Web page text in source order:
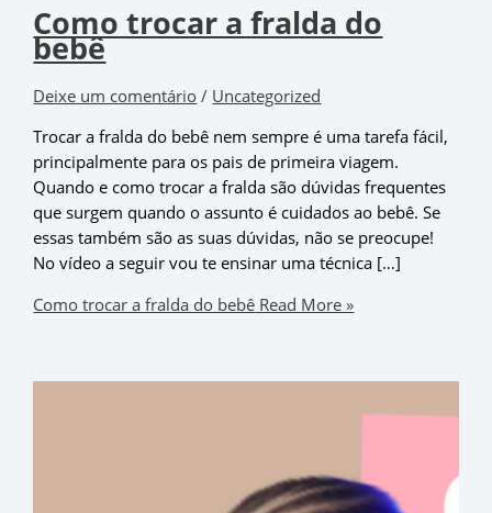
Como trocar a fralda do
bebê
Deixe um comentário / Uncategorized
Trocar a fralda do bebê nem sempre é uma tarefa fácil,
principalmente para os pais de primeira viagem.
Quando e como trocar a fralda são dúvidas frequentes
que surgem quando o assunto é cuidados ao bebê. Se
essas também são as suas dúvidas, não se preocupe!
No vídeo a seguir vou te ensinar uma técnica […]
Como trocar a fralda do bebê Read More »